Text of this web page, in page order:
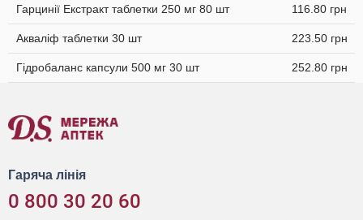
Гарцинії Екстракт таблетки 250 мг 80 шт 116.80 грн
Акваліф таблетки 30 шт 223.50 грн
Гідробаланс капсули 500 мг 30 шт 252.80 грн
Гаряча лінія
0 800 30 20 60